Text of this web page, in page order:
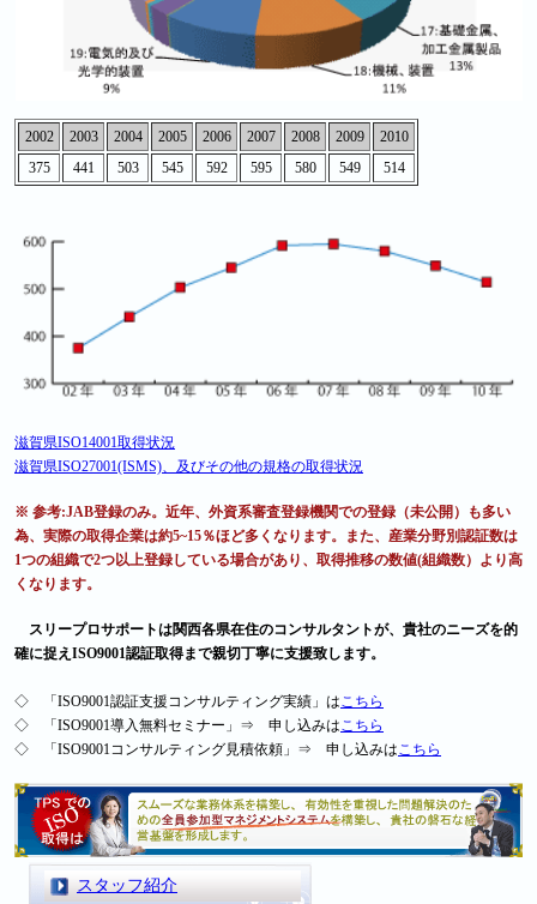
2002 2003 2004 2005 2006 2007 2008 2009
2010
375
441 503 545 592 595 580 549 514
滋賀県ISO14001取得状況
滋賀県ISO27001(ISMS)、及びその他の規格の取得状況
※ 参考:JAB登録のみ。近年、外資系審査登録機関での登録（未公開）も多い
為、実際の取得企業は約5~15％ほど多くなります。また、産業分野別認証数は
1つの組織で2つ以上登録している場合があり、取得推移の数値(組織数）より高
くなります。
スリープロサポートは関西各県在住のコンサルタントが、貴社のニーズを的
確に捉えISO9001認証取得まで親切丁寧に支援致します。
◇ 「ISO9001認証支援コンサルティング実績」は こちら
◇ 「ISO9001導入無料セミナー」⇒ 申し込みは こちら
◇ 「ISO9001コンサルティング見積依頼」⇒ 申し込みは こちら
スタッフ紹介